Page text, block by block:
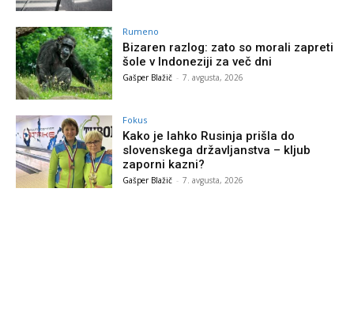
Rumeno
Bizaren razlog: zato so morali zapreti
šole v Indoneziji za več dni
Gašper Blažič - 7. avgusta, 2026
Fokus
Kako je lahko Rusinja prišla do
slovenskega državljanstva – kljub
zaporni kazni?
Gašper Blažič - 7. avgusta, 2026